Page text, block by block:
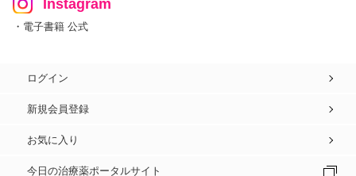
Instagram
・電子書籍 公式
ログイン
新規会員登録
お気に入り
今日の治療薬ポータルサイト